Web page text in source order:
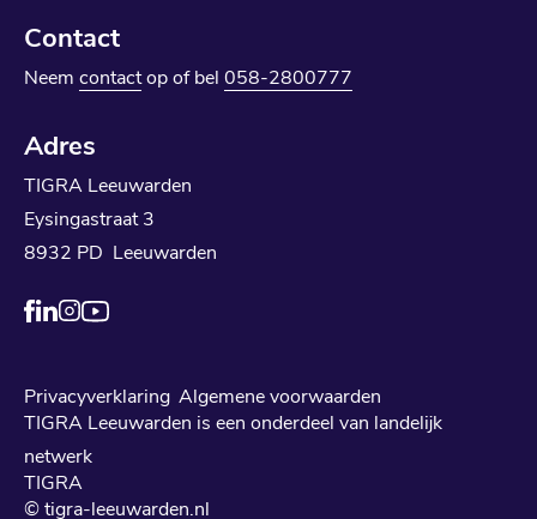
Contact
Neem contactop of bel 058-2800777
Adres
TIGRA Leeuwarden
Eysingastraat 3
8932 PD Leeuwarden
Privacyverklaring Algemene voorwaarden
TIGRA Leeuwarden is een onderdeel van landelijk
netwerk
TIGRA
© tigra-leeuwarden.nl